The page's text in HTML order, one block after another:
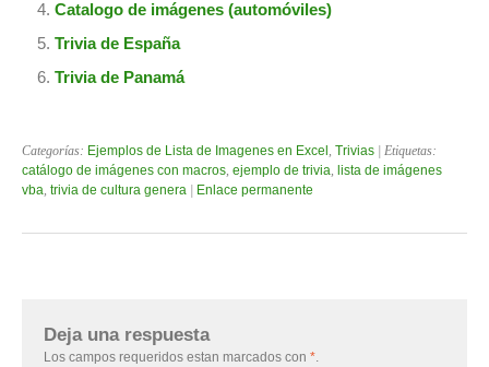
Catalogo de imágenes (automóviles)
Trivia de España
Trivia de Panamá
Categorías: Ejemplos de Lista de Imagenes en Excel , Trivias | Etiquetas:
catálogo de imágenes con macros, ejemplo de trivia, lista de imágenes
vba, trivia de cultura genera Enlace permanente
Deja una respuesta
Los campos requeridos estan marcados con *